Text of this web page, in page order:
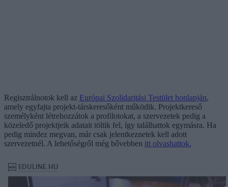
Regisztrálnotok kell az Európai Szolidaritási Testület honlapján,
amely egyfajta projekt-társkeresőként működik. Projektkereső
személyként létrehozzátok a profilotokat, a szervezetek pedig a
közeledő projektjeik adatait töltik fel, így találhattok egymásra. Ha
pedig mindez megvan, már csak jelentkeznetek kell adott
szervezetnél. A lehetőségről még bővebben itt olvashattok.